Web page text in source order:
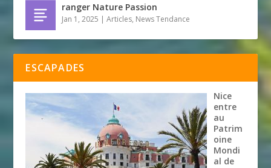
ranger Nature Passion
Jan 1, 2025 |Articles, News Tendance
ESCAPADES
Nice
entre
au
Patrim
oine
Mondi
al de